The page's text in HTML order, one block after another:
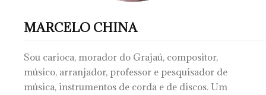
MARCELO CHINA
Sou carioca, morador do Grajaú, compositor,
músico, arranjador, professor e pesquisador de
música, instrumentos de corda e de discos. Um